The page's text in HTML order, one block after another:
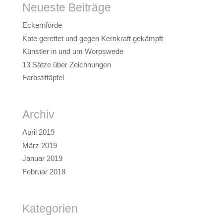
Neueste Beiträge
Eckernförde
Kate gerettet und gegen Kernkraft gekämpft
Künstler in und um Worpswede
13 Sätze über Zeichnungen
Farbstiftäpfel
Archiv
April 2019
März 2019
Januar 2019
Februar 2018
Kategorien